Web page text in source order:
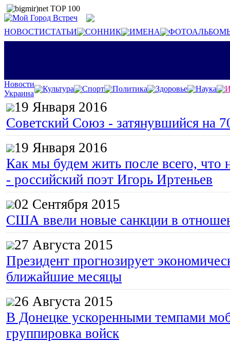
НОВОСТИСТАТЬИ СОННИК ИМЕНА
Новости
Украина
Культура Спорт Политика Здоровье Наука
19 Января 2016
Советский Союз - затянувшийся на
19 Января 2016
Как мы будем жить после всего, что
- российский поэт Игорь Иртеньев
02 Сентября 2015
США ввели новые санкции в
27 Августа 2015
Президент прогнозирует
ближайшие месяцы
26 Августа 2015
В Донецке ускоренными темпами
группировка войск